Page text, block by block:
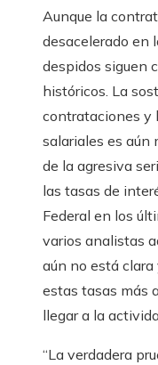
Aunque la
desacelerado en
despidos siguen
históricos. La
contrataciones y
salariales es aún
de la agresiva
las tasas de
Federal en los
varios analistas
aún no está
estas tasas más
llegar a la
“La verdadera